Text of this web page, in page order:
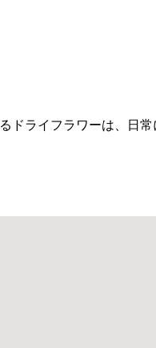
ドライフラワーは、日常